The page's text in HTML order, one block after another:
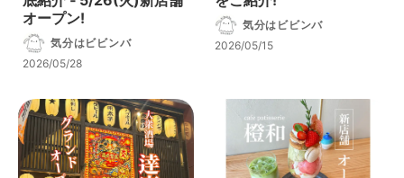
オープン!
気分はビビンバ
2026/05/28
気分はビビンバ
2026/05/15